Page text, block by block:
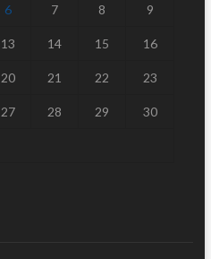
6 7 8 9
13 14 15 16
20 21 22 23
27 28 29 30